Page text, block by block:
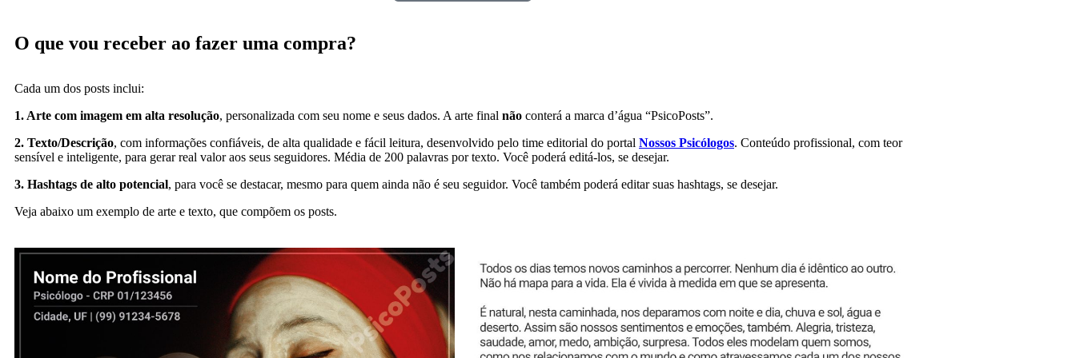
O que vou receber ao fazer uma compra?
Cada um dos posts inclui:
1. Arte com imagem em alta resolução, personalizada com seu nome e seus dados. A arte final não conterá a marca d’água “PsicoPosts”.
2. Texto/Descrição, com informações confiáveis, de alta qualidade e fácil leitura, desenvolvido pelo time editorial do portal Nossos Psicólogos. Conteúdo profissional, com teor
sensível e inteligente, para gerar real valor aos seus seguidores. Média de 200 palavras por texto. Você poderá editá-los, se desejar.
3. Hashtags de alto potencial, para você se destacar, mesmo para quem ainda não é seu seguidor. Você também poderá editar suas hashtags, se desejar.
Veja abaixo um exemplo de arte e texto, que compõem os posts.